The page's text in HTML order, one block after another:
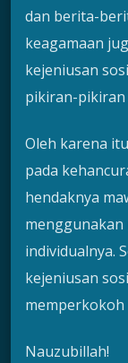
dan berita-
keagamaan
kejeniusan
pikiran-pikiran
Oleh karena
pada
hendaknya
menggunakan
individualnya.
kejeniusan
Nauzubillah!